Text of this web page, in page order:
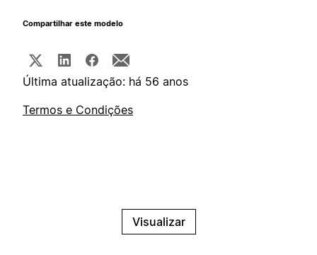
Compartilhar este modelo
Última atualização: há 56 anos
Termos e Condições
Visualizar